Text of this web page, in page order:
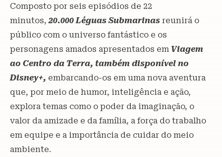
Composto por seis episódios de 22
minutos,20.000 Léguas Submarinas reunirá o
público com o universo fantástico e os
personagens amados apresentados em Viagem
ao Centro da Terra, também disponível no
Disney+, embarcando-os em uma nova aventura
que, por meio de humor, inteligência e ação,
explora temas como o poder da imaginação, o
valor da amizade e da família, a força do trabalho
em equipe e a importância de cuidar do meio
ambiente.